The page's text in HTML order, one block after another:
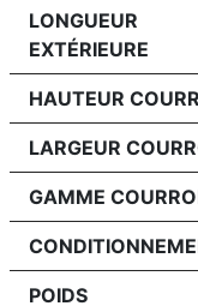
LONGUEUR
EXTÉRIEURE
HAUTEUR
LARGEUR
GAMME
POIDS